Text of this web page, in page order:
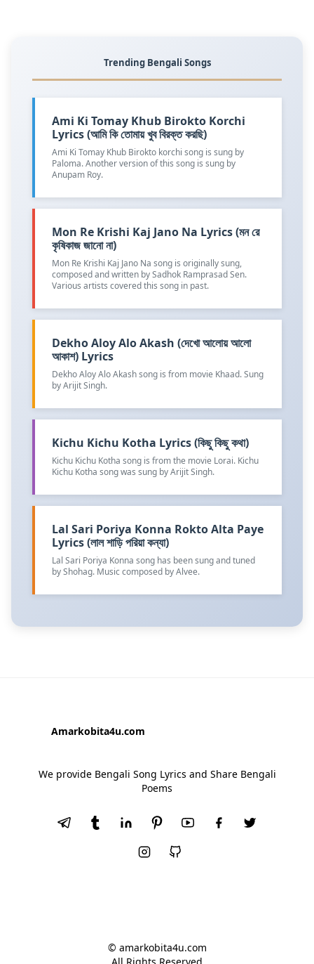
Trending Bengali Songs
Ami Ki Tomay Khub Birokto Korchi
Lyrics (আমি কি তোমায় খুব বিরক্ত করছি)
Ami Ki Tomay Khub Birokto korchi song is sung by
Paloma. Another version of this song is sung by
Anupam Roy.
Mon Re Krishi Kaj Jano Na Lyrics (মন রে
কৃষিকাজ জানো না)
Mon Re Krishi Kaj Jano Na song is originally sung,
composed and written by Sadhok Ramprasad Sen.
Various artists covered this song in past.
Dekho Aloy Alo Akash (দেখো আলোয় আলো
আকাশ) Lyrics
Dekho Aloy Alo Akash song is from movie Khaad. Sung
by Arijit Singh.
Kichu Kichu Kotha Lyrics (কিছু কিছু কথা)
Kichu Kichu Kotha song is from the movie Lorai. Kichu
Kichu Kotha song was sung by Arijit Singh.
Lal Sari Poriya Konna Rokto Alta Paye
Lyrics (লাল শাড়ি পরিয়া কন্যা)
Lal Sari Poriya Konna song has been sung and tuned
by Shohag. Music composed by Alvee.
Amarkobita4u.com
We provide Bengali Song Lyrics and Share Bengali
Poems
© amarkobita4u.com